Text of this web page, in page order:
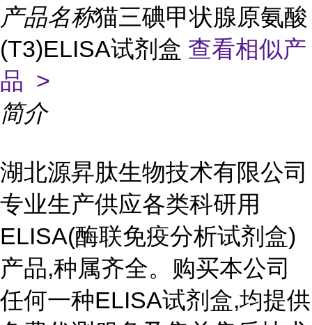
产品名称猫三碘甲状腺原氨酸
(T3)ELISA试剂盒 查看相似产
品 >
简介
湖北源昇肽生物技术有限公司
专业生产供应各类科研用
ELISA(酶联免疫分析试剂盒)
产品,种属齐全。购买本公司
任何一种ELISA试剂盒,均提供